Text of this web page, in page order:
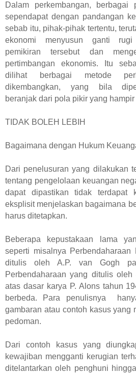
Dalam perkembangan, berbagai
sependapat dengan pandangan
sebab itu, pihak-pihak tertentu,
ekonomi menyusun ganti rugi
pemikiran tersebut dan
pertimbangan ekonomis.
Itu
dilihat berbagai metode
dikembangkan, yang bila
beranjak dari pola pikir yang
TIDAK BOLEH LEBIH
Bagaimana dengan Hukum
Dari penelusuran yang dilakukan
tentang pengelolaan keuangan
dapat dipastikan tidak terdapat
eksplisit menjelaskan bagaimana
harus ditetapkan.
Beberapa kepustakaan lama
seperti misalnya Perbendaharaan
ditulis oleh A.P. van Gogh
Perbendaharaan yang ditulis
atas dasar karya P. Alons tahun
berbeda. Para penulisnya
gambaran atau contoh kasus yang
pedoman.
Dari contoh kasus yang
kewajiban mengganti kerugian
ditelantarkan oleh penghuni